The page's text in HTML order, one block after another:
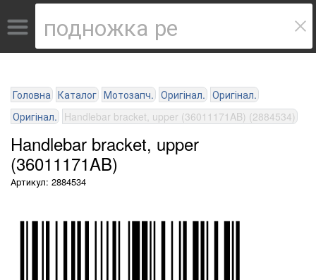
Головна Каталог Мотозапч. Оригінал. Оригінал.
Оригінал. Handlebar bracket, upper (36011171AB) (2884534)
Handlebar bracket, upper
(36011171AB)
Артикул: 2884534